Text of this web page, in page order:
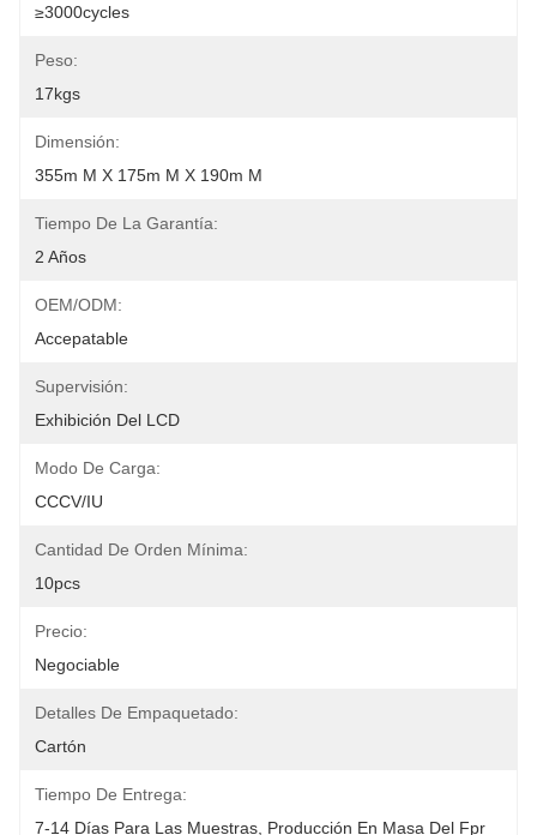
≥3000cycles
Peso:
17kgs
Dimensión:
355m M X 175m M X 190m M
Tiempo De La Garantía:
2 Años
OEM/ODM:
Accepatable
Supervisión:
Exhibición Del LCD
Modo De Carga:
CCCV/IU
Cantidad De Orden Mínima:
10pcs
Precio:
Negociable
Detalles De Empaquetado:
Cartón
Tiempo De Entrega:
7-14 Días Para Las Muestras, Producción En Masa Del Fpr